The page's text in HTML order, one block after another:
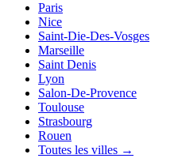
Paris
Nice
Saint-Die-Des-Vosges
Marseille
Saint Denis
Lyon
Salon-De-Provence
Toulouse
Strasbourg
Rouen
Toutes les villes →